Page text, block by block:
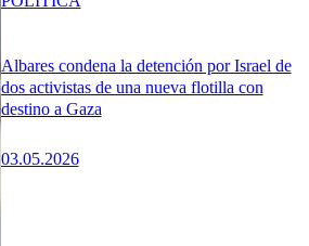
Albares condena la detención por Israel de
dos activistas de una nueva flotilla con
destino a Gaza
03.05.2026